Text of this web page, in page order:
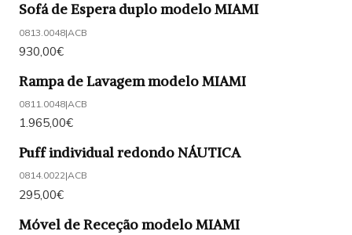
Sofá de Espera duplo modelo MIAMI
0813.0048|ACB
930,00€
Rampa de Lavagem modelo MIAMI
0811.0048|ACB
1.965,00€
Puff individual redondo NÁUTICA
0814.0022|ACB
295,00€
Móvel de Receção modelo MIAMI